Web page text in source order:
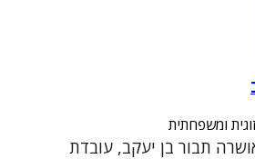
ומשפחתית
תבור בן יעקב, עובדת